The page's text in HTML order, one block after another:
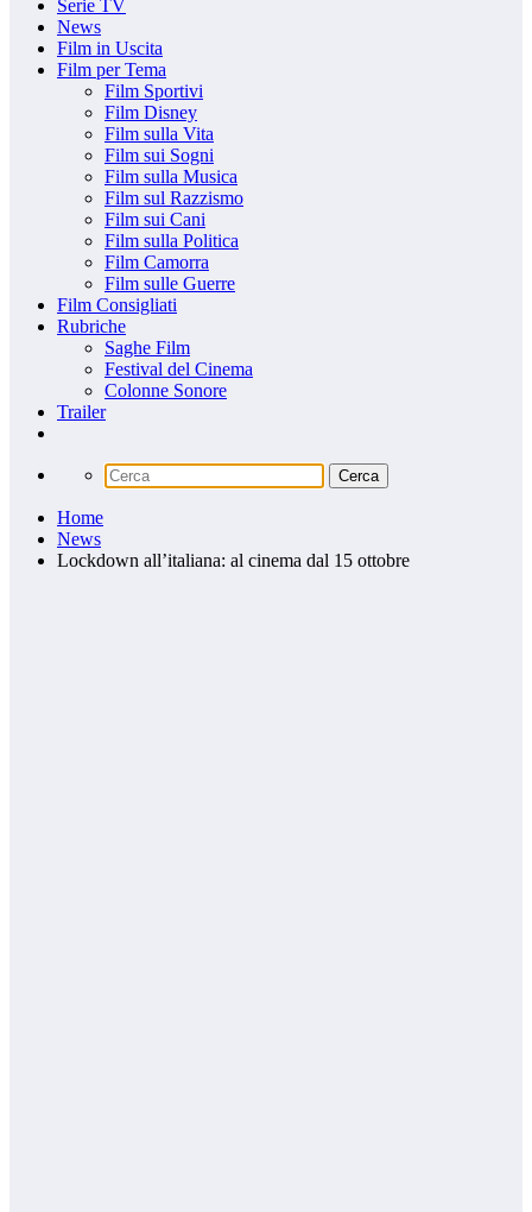
Serie TV
News
Film in Uscita
Film per Tema
Film Sportivi
Film Disney
Film sulla Vita
Film sui Sogni
Film sulla Musica
Film sul Razzismo
Film sui Cani
Film sulla Politica
Film Camorra
Film sulle Guerre
Film Consigliati
Rubriche
Saghe Film
Festival del Cinema
Colonne Sonore
Trailer
Home
News
Lockdown all’italiana: al cinema dal 15 ottobre